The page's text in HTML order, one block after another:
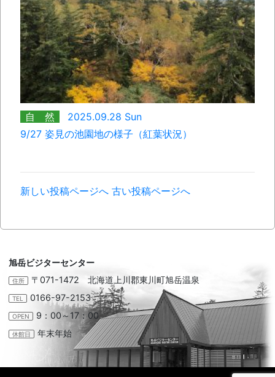
自 然
2025.09.28 Sun
9/27 姿見の池園地の様子（紅葉状況）
新しい投稿ページへ 古い投稿ページへ
旭岳ビジターセンター
住所 〒071-1472 北海道上川郡東川町旭岳温泉
TEL 0166-97-2153
OPEN 9：00～17：00
休館日 年末年始